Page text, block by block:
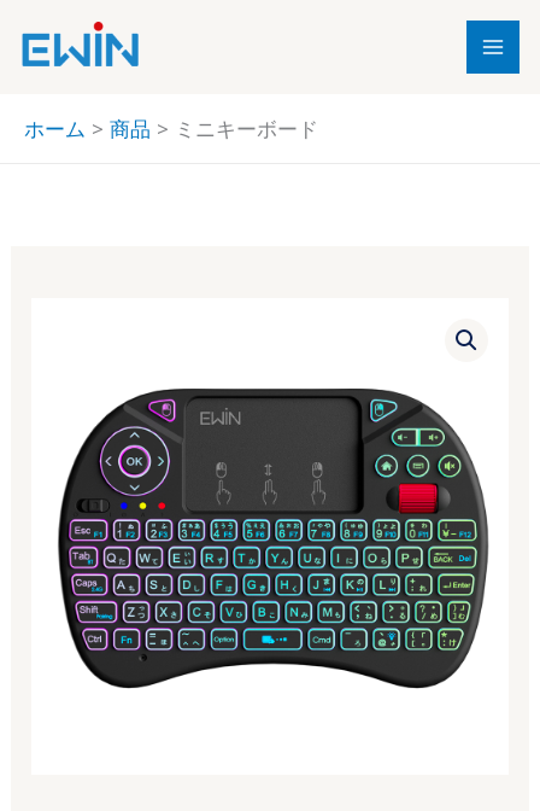
ホーム 商品 ミニキーボード